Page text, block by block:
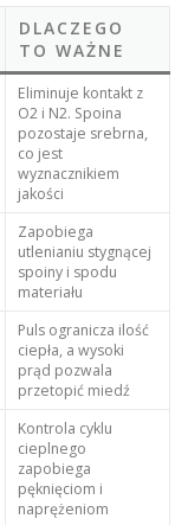
DLACZEGO
TO WAŻNE
Eliminuje kontakt z
O2 i N2. Spoina
pozostaje srebrna,
co jest
wyznacznikiem
jakości
Zapobiega
utlenianiu stygnącej
spoiny i spodu
materiału
Puls ogranicza ilość
ciepła, a wysoki
prąd pozwala
przetopić miedź
Kontrola cyklu
cieplnego
zapobiega
pęknięciom i
naprężeniom